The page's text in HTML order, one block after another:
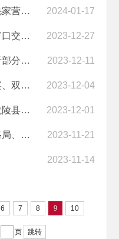
停水通知（第三人民医院、毛家营腾冲云洁洗涤服务有限公司及沿线两家家... 2024-01-17
关于暂停微信公众号、收费窗口交纳水费的通知 2023-12-27
隆阳区住房和城乡建设局关于部分区域自来水停水的通告 2023-12-11
停水通知（溪山花园、腾药宴、双标杆安置地、玉宸翠景、戒毒所及周边用... 2023-12-04
关于龙陵县供水主体变更为龙陵县东振产投发展集团有限公司的公告 2023-12-01
停水通知（西部客运站、公路局、宝峰山语、公租房、政务中心、观音塘社... 2023-11-21
2023-11-14
6 7 8 9 10
页 跳转